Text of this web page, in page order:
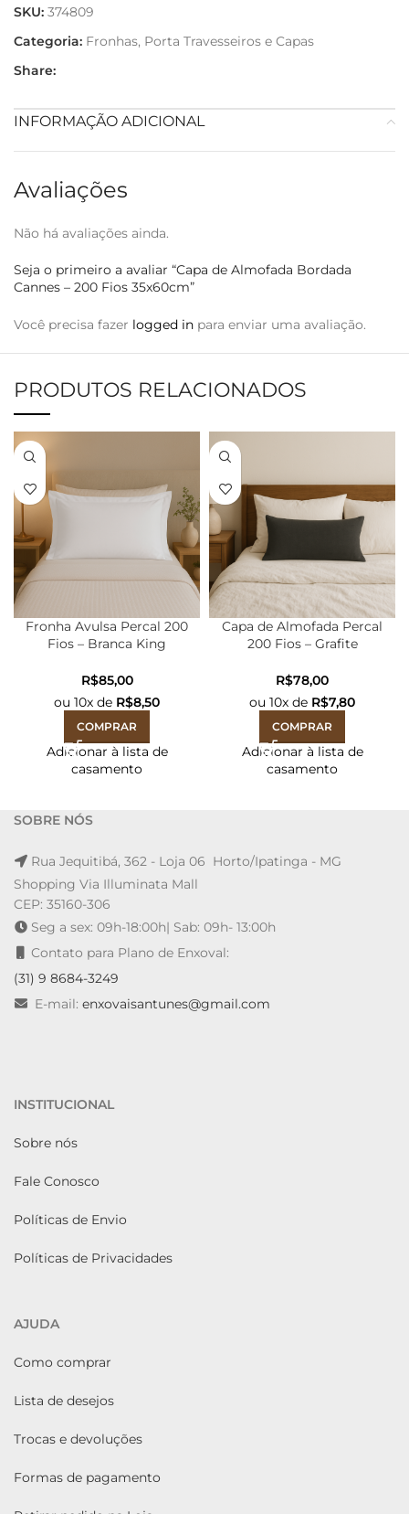
SKU: 374809
Categoria: Fronhas, Porta Travesseiros e Capas
Share:
INFORMAÇÃO ADICIONAL
Avaliações
Não há avaliações ainda.
Seja o primeiro a avaliar “Capa de Almofada Bordada
Cannes – 200 Fios 35x60cm”
Você precisa fazer logged in para enviar uma avaliação.
PRODUTOS RELACIONADOS
Fronha Avulsa Percal 200
Fios – Branca King
R$
ou 10x de R$8,50
COMPRAR
Adicionar à lista de
casamento
Capa de Almofada Percal
200 Fios – Grafite
R$
ou 10x de R$7,80
COMPRAR
Adicionar à lista de
casamento
SOBRE NÓS
Rua Jequitibá, 362 - Loja 06 Horto/Ipatinga - MG
Shopping Via Illuminata Mall
CEP: 35160-306
Seg a sex: 09h-18:00h| Sab: 09h- 13:00h
Contato para Plano de Enxoval:
(31) 9 8684-3249
E-mail: enxovaisantunes@gmail.com
INSTITUCIONAL
Sobre nós
Fale Conosco
Políticas de Envio
Políticas de Privacidades
AJUDA
Como comprar
Lista de desejos
Trocas e devoluções
Formas de pagamento